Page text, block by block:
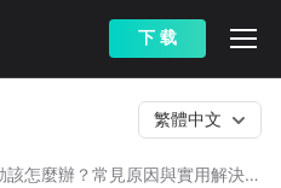
下 载
怎麼辦？常見原因與實用解決方
繁體中文